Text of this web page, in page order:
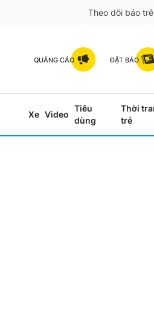
Theo dõi báo
QUẢNG CÁO ĐẶT BÁO
Xe Video
Tiêu
dùng
Thời
trẻ